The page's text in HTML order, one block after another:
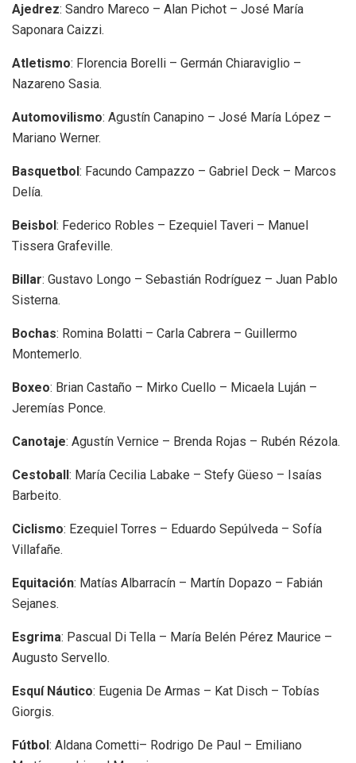
Ajedrez: Sandro Mareco – Alan Pichot – José María
Saponara Caizzi.
Atletismo: Florencia Borelli – Germán Chiaraviglio –
Nazareno Sasia.
Automovilismo: Agustín Canapino – José María López –
Mariano Werner.
Basquetbol: Facundo Campazzo – Gabriel Deck – Marcos
Delía.
Beisbol: Federico Robles – Ezequiel Taveri – Manuel
Tissera Grafeville.
Billar: Gustavo Longo – Sebastián Rodríguez – Juan Pablo
Sisterna.
Bochas: Romina Bolatti – Carla Cabrera – Guillermo
Montemerlo.
Boxeo: Brian Castaño – Mirko Cuello – Micaela Luján –
Jeremías Ponce.
Canotaje: Agustín Vernice – Brenda Rojas – Rubén Rézola.
Cestoball: María Cecilia Labake – Stefy Güeso – Isaías
Barbeito.
Ciclismo: Ezequiel Torres – Eduardo Sepúlveda – Sofía
Villafañe.
Equitación: Matías Albarracín – Martín Dopazo – Fabián
Sejanes.
Esgrima: Pascual Di Tella – María Belén Pérez Maurice –
Augusto Servello.
Esquí Náutico: Eugenia De Armas – Kat Disch – Tobías
Giorgis.
Fútbol: Aldana Cometti– Rodrigo De Paul – Emiliano